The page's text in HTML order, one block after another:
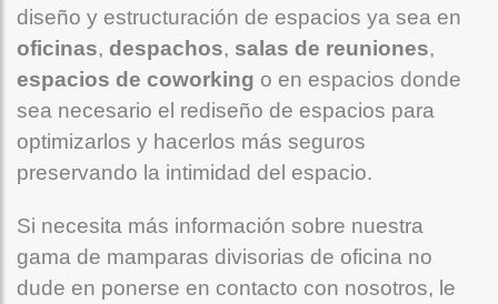
diseño y estructuración de espacios ya sea en
oficinas, despachos, salas de reuniones,
espacios de coworking o en espacios donde
sea necesario el rediseño de espacios para
optimizarlos y hacerlos más seguros
preservando la intimidad del espacio.
Si necesita más información sobre nuestra
gama de mamparas divisorias de oficina no
dude en ponerse en contacto con nosotros, le